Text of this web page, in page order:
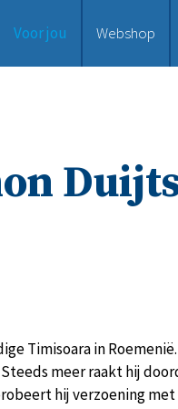
Voor jou Webshop
Timisoara in
meer raakt hij
hij verzoening met